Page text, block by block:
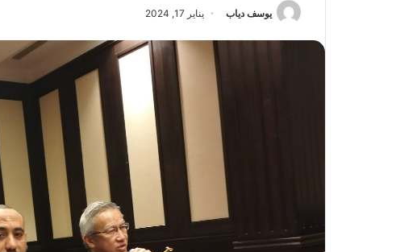
يوسف دياب يناير 17, 2024